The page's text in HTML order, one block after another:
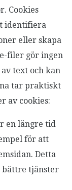
Cookies
identifiera
eller skapa
filer gör ingen
text och kan
tar praktiskt
av cookies:
en längre tid
för att
Detta
bättre tjänster